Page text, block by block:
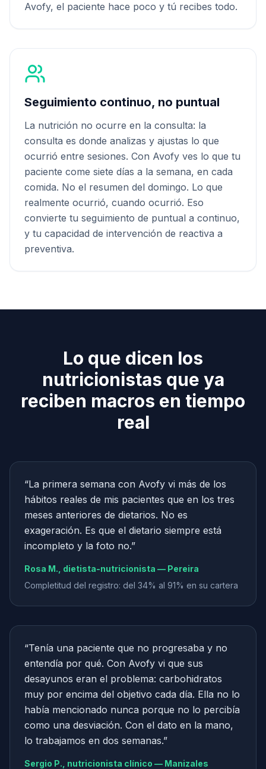
Avofy, el paciente hace poco y tú recibes todo.
Seguimiento continuo, no puntual
La nutrición no ocurre en la consulta: la
consulta es donde analizas y ajustas lo que
ocurrió entre sesiones. Con Avofy ves lo que tu
paciente come siete días a la semana, en cada
comida. No el resumen del domingo. Lo que
realmente ocurrió, cuando ocurrió. Eso
convierte tu seguimiento de puntual a continuo,
y tu capacidad de intervención de reactiva a
preventiva.
Lo que dicen los
nutricionistas que ya
reciben macros en tiempo
real
“La primera semana con Avofy vi más de los
hábitos reales de mis pacientes que en los tres
meses anteriores de dietarios. No es
exageración. Es que el dietario siempre está
incompleto y la foto no.”
Rosa M., dietista-nutricionista — Pereira
Completitud del registro: del 34% al 91% en su cartera
“Tenía una paciente que no progresaba y no
entendía por qué. Con Avofy vi que sus
desayunos eran el problema: carbohidratos
muy por encima del objetivo cada día. Ella no lo
había mencionado nunca porque no lo percibía
como una desviación. Con el dato en la mano,
lo trabajamos en dos semanas.”
Sergio P., nutricionista clínico — Manizales